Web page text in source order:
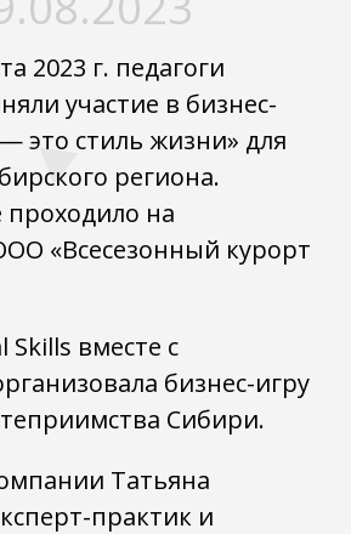
2023 г. педагоги
участие в бизнес-
это стиль жизни» для
региона.
на
«Всесезонный курорт
Skills вместе с
бизнес-игру
Сибири.
Татьяна
практик и